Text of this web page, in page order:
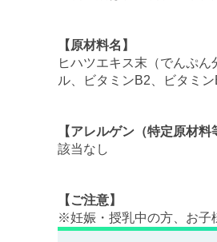
【原材料名】
ヒハツエキス末（でんぷ
ル、ビタミンB2、ビタミ
【アレルゲン（特定原材料
該当なし
【ご注意】
※妊娠・授乳中の方、お子